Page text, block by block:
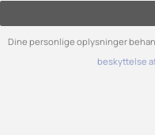
Dine personlige oplysninger
beskyttelse